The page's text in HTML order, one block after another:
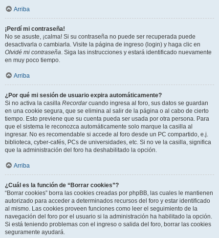
Arriba
¡Perdí mi contraseña!
No se asuste, ¡calma! Si su contraseña no puede ser recuperada puede
desactivarla o cambiarla. Visite la página de ingreso (login) y haga clic en
Olvidé mi contraseña. Siga las instrucciones y estará identificado nuevamente
en muy poco tiempo.
Arriba
¿Por qué mi sesión de usuario expira automáticamente?
Si no activa la casilla Recordarcuando ingresa al foro, sus datos se guardan
en una cookie segura, que se elimina al salir de la página o al cabo de cierto
tiempo. Esto previene que su cuenta pueda ser usada por otra persona. Para
que el sistema le reconozca automáticamente solo marque la casilla al
ingresar. No es recomendable si accede al foro desde un PC compartido, e.j.
biblioteca, cyber-cafés, PCs de universidades, etc. Si no ve la casilla, significa
que la administración del foro ha deshabilitado la opción.
Arriba
¿Cuál es la función de “Borrar cookies”?
“Borrar cookies” borra las cookies creadas por phpBB, las cuales le mantienen
autorizado para acceder a determinados recursos del foro y estar identificado
al mismo. Las cookies proveen funciones como leer el seguimiento de la
navegación del foro por el usuario si la administración ha habilitado la opción.
Si está teniendo problemas con el ingreso o salida del foro, borrar las cookies
seguramente ayudará.